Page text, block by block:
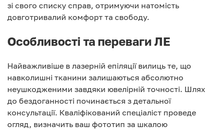
зі свого списку справ, отримуючи натомість
довготривалий комфорт та свободу.
Особливості та переваги ЛЕ
Найважливіше в лазерній епіляції вилиць те, що
навколишні тканини залишаються абсолютно
неушкодженими завдяки ювелірній точності. Шлях
до бездоганності починається з детальної
консультації. Кваліфікований спеціаліст проведе
огляд, визначить ваш фототип за шкалою